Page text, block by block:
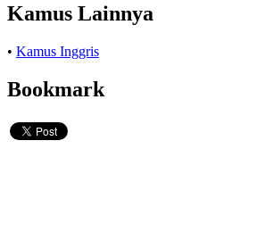
Kamus Lainnya
• Kamus Inggris
Bookmark